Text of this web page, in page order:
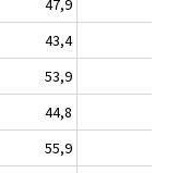
47,9
43,4
53,9
44,8
55,9